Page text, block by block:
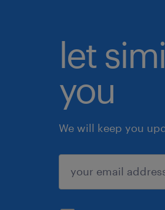
let
you
We will keep you
submit